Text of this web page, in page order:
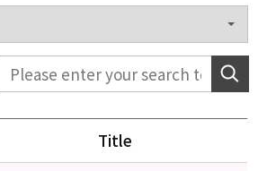
Title